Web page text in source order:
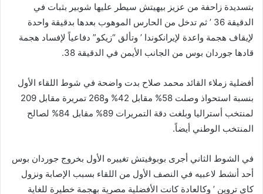
بتسديدة زاحفة من عزيز بيهيتش سيطر عليها شوبير بثبات في
الدقيقة 36 ’ ثم تدخل من الحارس الموهوب بعدها بدقيقة واحدة
لإيقاف هجمة واعدة لإيرانكوندا ’ وتألق “زيكو” دفاعياً لإفساد هجمة
قادها جوردان بوس من الجانب الأيمن في الدقيقة 38.
أفضلية زملاء القائد محمد صلاح بدت واضحة في شوط اللقاء الأول
بنسبة استحواذ وصلت 58% مقابل 42% و268 تمريرة مقابل 209
لمنتخب أستراليا وبلغت دقة التمريرات 89% مقابل 84% لصالح
المنتخب الوطني أيضاً.
في الشوط الثاني أجرى بوبوفيتش تغييره الأول بخروج جوردان بوس
أحد أنشط لاعبيه في النصف الأول من اللقاء بسبب الإصابة ونزول
كاي تروين ’ وكالعادة كانت الأفضلية مصرية بهجمة خطيرة للغاية